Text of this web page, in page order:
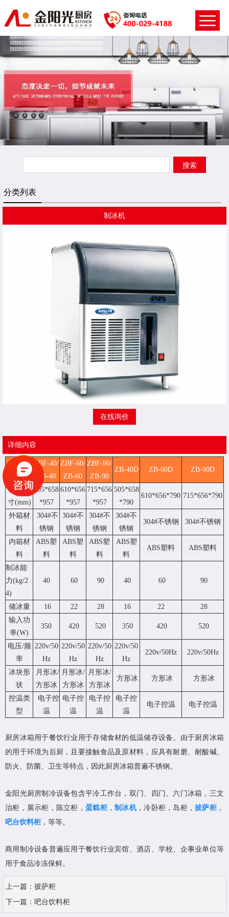
分类列表
制冰机
在线询价
详细内容
型号
ZBF-40/
ZB-40
ZBF-60/
ZB-60
ZBF-90/
ZB-90
ZB-40D ZB-60D ZB-90D
外形尺
寸(mm)
505*658
*957
610*656
*957
715*656
*957
505*658
*790
610*656*790 715*656*790
外箱材
料
304#不
锈钢
304#不
锈钢
304#不
锈钢
304#不
锈钢
304#不锈钢 304#不锈钢
内箱材
料
ABS塑
料
ABS塑
料
ABS塑
料
ABS塑
料
ABS塑料 ABS塑料
制冰能
力(kg/2
4)
40 60 90 40 60 90
储冰量 16 22 28 16 22
28
输入功
率(W)
350 420 520 350 420 520
电压/频
率
220v/50
Hz
220v/50
Hz
220v/50
Hz
220v/50
Hz
220v/50Hz 220v/50Hz
冰块形
状
月形冰/
方形冰
月形冰/
方形冰
月形冰/
方形冰
方形冰 方形冰 方形冰
控温类
型
电子控
温
电子控
温
电子控
温
电子控
温
电子控温 电子控温
厨房冰箱用于餐饮行业用于存储食材的低温储存设备。由于厨房冰箱
的用于环境为后厨，且要接触食品及原材料，应具有耐磨、耐酸碱、
防火、防菌、卫生等特点，因此厨房冰箱普遍不锈钢。
金阳光厨房制冷设备包含平冷工作台，双门、四门、六门冰箱，三文
治柜，展示柜，陈立柜，蛋糕柜，制冰机，冷卧柜，岛柜，披萨柜 ，
吧台饮料柜 ，等等。
商用制冷设备普遍应用于餐饮行业宾馆、酒店、学校、企事业单位等
用于食品冷冻保鲜。
上一篇： 披萨柜
下一篇： 吧台饮料柜